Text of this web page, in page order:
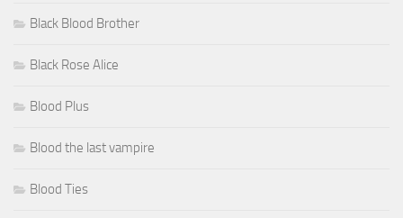
Black Blood Brother
Black Rose Alice
Blood Plus
Blood the last vampire
Blood Ties